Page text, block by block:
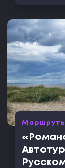
Маршруты